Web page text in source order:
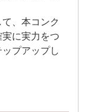
、本コンク
に実力をつ
プアップし